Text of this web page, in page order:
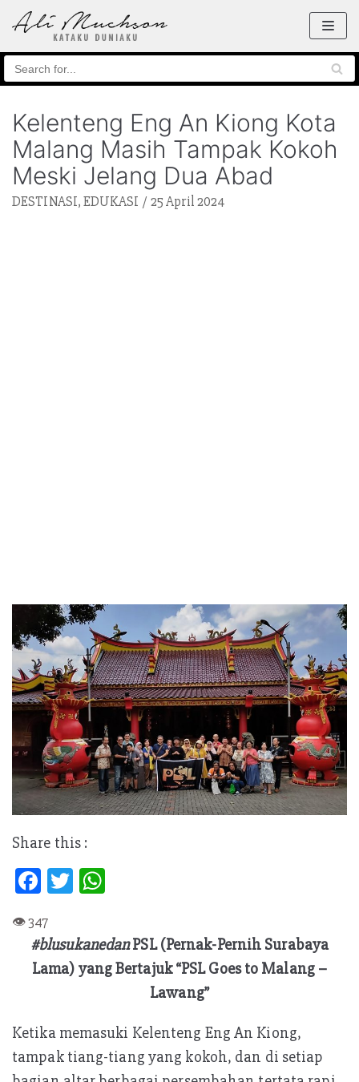
Skip
content
Kelenteng Eng An Kiong Kota
Malang Masih Tampak Kokoh
Meski Jelang Dua Abad
DESTINASI,EDUKASI 25 April 2024
Share this :
Fa
b
oo
k
T
itt
er
at
s
A
p
#blusukanedanPSL (Pernak-Pernih Surabaya
Lama) yang Bertajuk “PSL Goes to Malang –
Lawang”
Ketika memasuki Kelenteng Eng An Kiong,
tampak tiang-tiang yang kokoh, dan di setiap